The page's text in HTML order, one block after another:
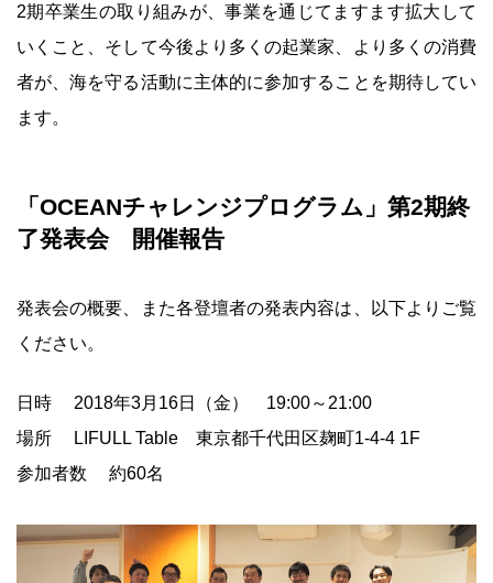
2期卒業生の取り組みが、事業を通じてますます拡大して
いくこと、そして今後より多くの起業家、より多くの消費
者が、海を守る活動に主体的に参加することを期待してい
ます。
「OCEANチャレンジプログラム」第2期終
了発表会 開催報告
発表会の概要、また各登壇者の発表内容は、以下よりご覧
ください。
日時 2018年3月16日（金） 19:00～21:00
場所 LIFULL Table 東京都千代田区麹町1-4-4 1F
参加者数 約60名